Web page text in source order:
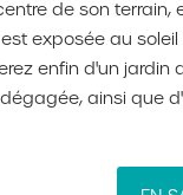
de son terrain,
exposée au soleil
enfin d'un jardin
ainsi que